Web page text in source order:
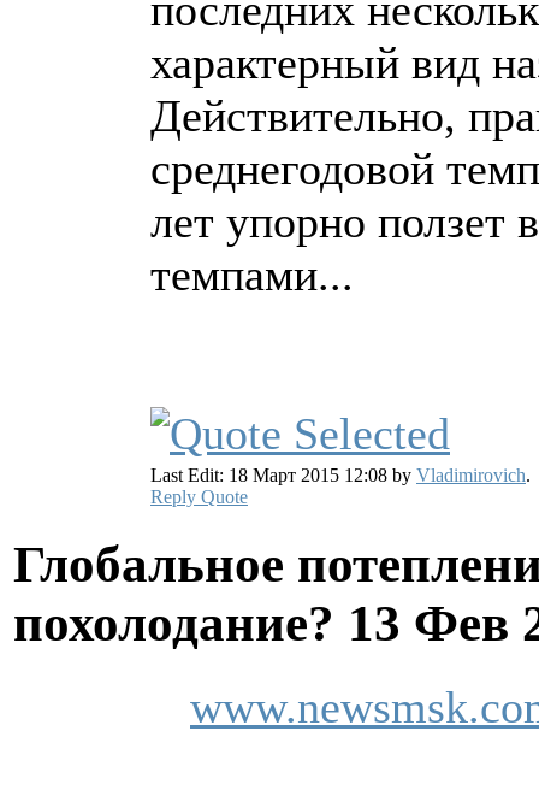
характерный вид
Действительно,
среднегодовой
лет упорно ползет
темпами...
Last Edit: 18 Март 2015 12:08 by Vladimirovich.
Reply Quote
Глобальное
похолодание? 13 Фев